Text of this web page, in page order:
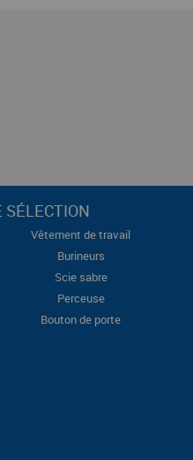
SÉLECTION
Vêtement de travail
Burineurs
Scie sabre
Perceuse
Bouton de porte